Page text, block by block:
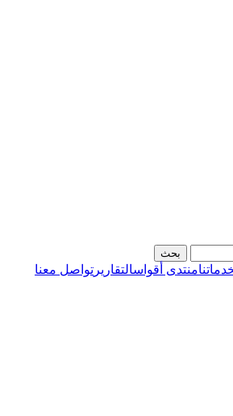
بحث
منتدى أقواسالتقارير تواصل معنا